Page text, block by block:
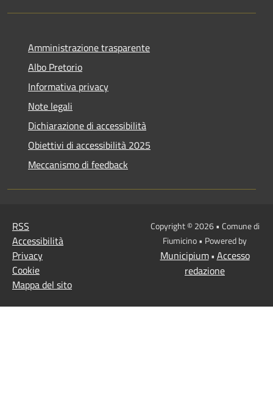
Amministrazione trasparente
Albo Pretorio
Informativa privacy
Note legali
Dichiarazione di accessibilità
Obiettivi di accessibilità 2025
Meccanismo di feedback
RSS
Accessibilità
Privacy
Cookie
Mappa del sito
Copyright © 2026 • Comune di
Fiumicino • Powered by
Municipium• Accesso
redazione